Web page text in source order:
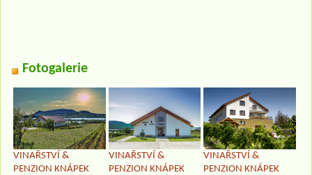
Fotogalerie
VINAŘSTVÍ &
PENZION KNÁPEK
VINAŘSTVÍ &
PENZION KNÁPEK
VINAŘSTVÍ &
PENZION KNÁPEK